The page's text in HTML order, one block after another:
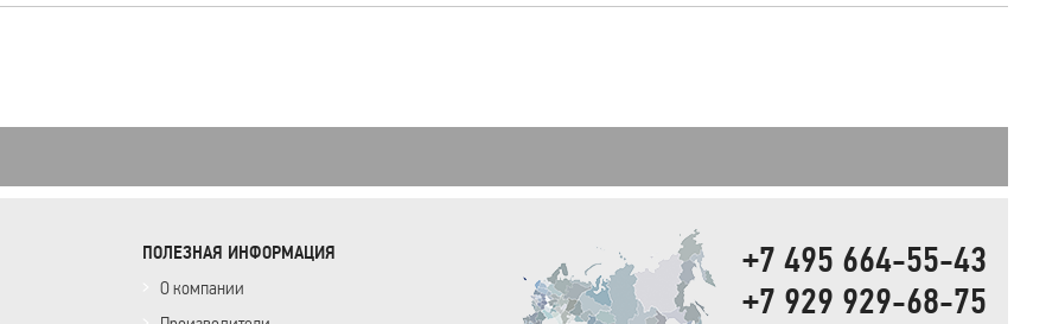
ПОЛЕЗНАЯ ИНФОРМАЦИЯ
О компании
+7 495 664-55-43
+7 929 929-68-75